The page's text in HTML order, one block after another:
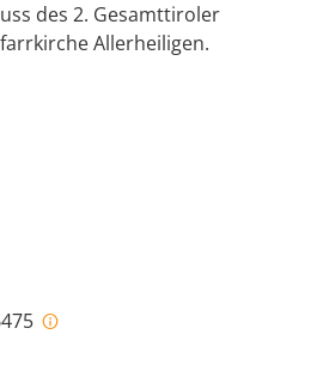
des 2. Gesamttiroler
Allerheiligen.